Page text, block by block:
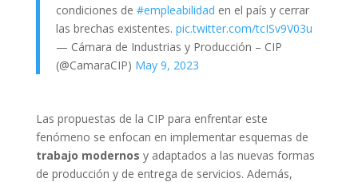
condiciones de #empleabilidad en el país y cerrar
las brechas existentes. pic.twitter.com/tcISv9V03u
— Cámara de Industrias y Producción – CIP
(@CamaraCIP) May 9, 2023
Las propuestas de la CIP para enfrentar este
fenómeno se enfocan en implementar esquemas de
trabajo modernos y adaptados a las nuevas formas
de producción y de entrega de servicios. Además,